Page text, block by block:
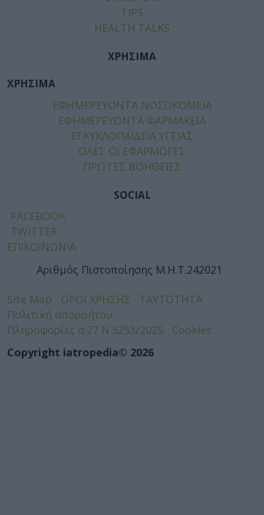
TIPS
HEALTH TALKS
ΧΡΗΣΙΜΑ
ΧΡΗΣΙΜΑ
ΕΦΗΜΕΡΕΥΟΝΤΑ ΝΟΣΟΚΟΜΕΙΑ
ΕΦΗΜΕΡΕΥΟΝΤΑ ΦΑΡΜΑΚΕΙΑ
ΕΓΚΥΚΛΟΠΑΙΔΕΙΑ ΥΓΕΙΑΣ
ΟΛΕΣ ΟΙ ΕΦΑΡΜΟΓΕΣ
ΠΡΩΤΕΣ ΒΟΗΘΕΙΕΣ
SOCIAL
FACEBOOK
TWITTER
ΕΠΙΚΟΙΝΩΝΙΑ
Αριθμός Πιστοποίησης Μ.Η.Τ.242021
Site Map ΟΡΟΙ ΧΡΗΣΗΣ
ΤΑΥΤΟΤΗΤΑ
Πολιτική απορρήτου
Πληροφορίες α.27 Ν.5253/2025
Cookies
Copyright iatropedia© 2026